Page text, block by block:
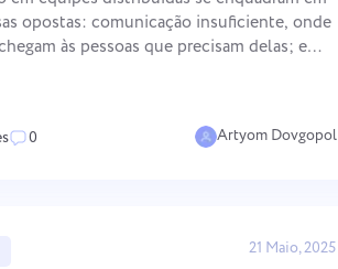
Kiswahili
Oʻzbek
opostas: comunicação insuficiente, onde
às pessoas que precisam delas; e
0 Artyom Dovgopol
21 Maio, 2025
bugs ao planejamento de sprints,
mantenha seu fluxo de trabalho